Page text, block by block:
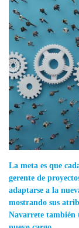
La meta es que
gerente de
adaptarse a la
mostrando sus
Navarrete también